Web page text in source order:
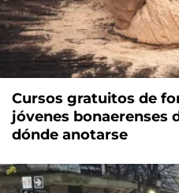
Cursos gratuitos de
jóvenes bonaerenses
dónde anotarse